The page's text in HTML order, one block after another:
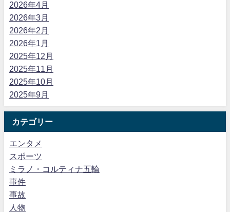
2026年4月
2026年3月
2026年2月
2026年1月
2025年12月
2025年11月
2025年10月
2025年9月
カテゴリー
エンタメ
スポーツ
ミラノ・コルティナ五輪
事件
事故
人物